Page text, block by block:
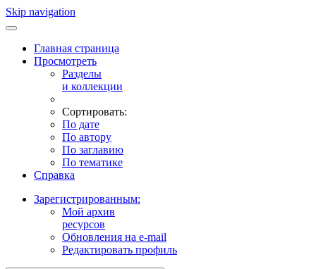
Skip navigation
Главная страница
Просмотреть
Разделы
и коллекции
Сортировать:
По дате
По автору
По заглавию
По тематике
Справка
Зарегистрированным:
Мой архив
ресурсов
Обновления на e-mail
Редактировать профиль